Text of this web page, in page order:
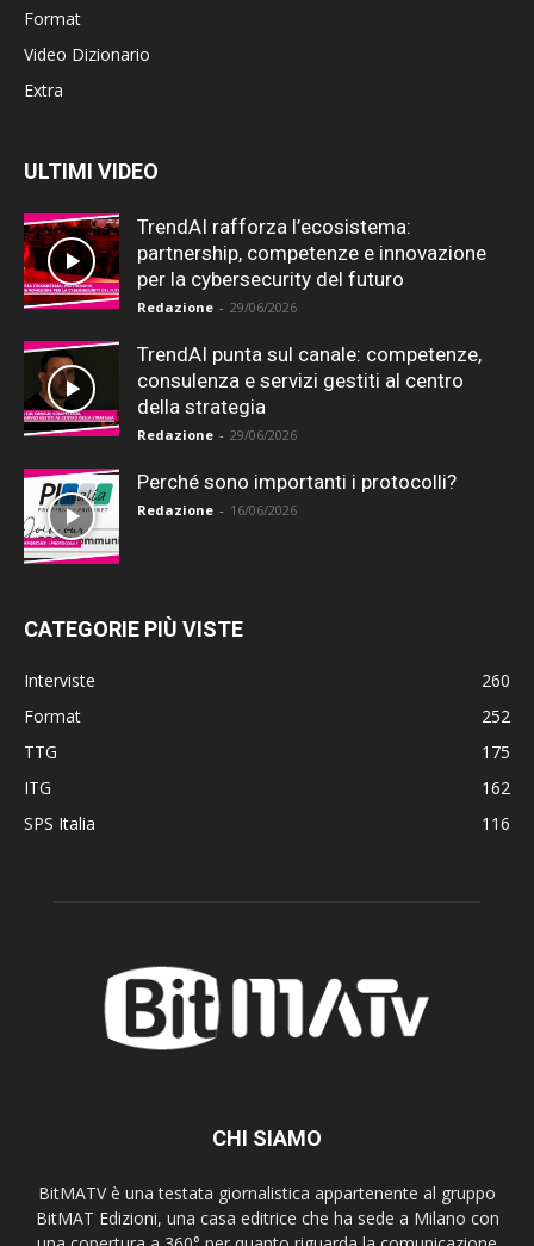
Format
Video Dizionario
Extra
ULTIMI VIDEO
TrendAI rafforza l’ecosistema:
partnership, competenze e innovazione
per la cybersecurity del futuro
Redazione - 29/06/2026
TrendAI punta sul canale: competenze,
consulenza e servizi gestiti al centro
della strategia
Redazione - 29/06/2026
Perché sono importanti i protocolli?
Redazione - 16/06/2026
CATEGORIE PIÙ VISTE
Interviste
260
Format
252
TTG
175
ITG
162
SPS Italia
116
CHI SIAMO
BitMATV è una testata giornalistica appartenente al gruppo
BitMAT Edizioni, una casa editrice che ha sede a Milano con